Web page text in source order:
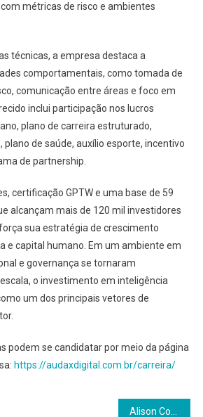
métricas de risco e ambientes
técnicas, a empresa destaca a
comportamentais, como tomada de
comunicação entre áreas e foco em
inclui participação nos lucros
plano de carreira estruturado,
plano de saúde, auxílio esporte, incentivo
de partnership.
certificação GPTW e uma base de 59
alcançam mais de 120 mil investidores
sua estratégia de crescimento
e capital humano. Em um ambiente em
e governança se tornaram
o investimento em inteligência
um dos principais vetores de
podem se candidatar por meio da página
https://audaxdigital.com.br/carreira/
Alison Correia, que já registrou ganho de R$ 1 milhão em um dia, marca presença na Expert Trader XP